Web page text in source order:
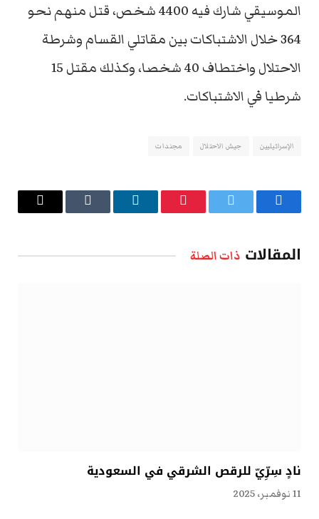
الموسيقي شارك فيه 4400 شخص، قتل منهم نحو
364 خلال الاشتباكات بين مقاتلي القسام وشرطة
الاحتلال واختطاف 40 شخصا، وكذلك مقتل 15
شرطيا في الاشتباكات.
الإسرائيليين جيش الاحتلال مجندات
فيسبوك تويتر بينتيريستلينكدإن Tumblr
البريد
المقالات ذات الصلة
نادٍ سِرِّيّ للرقص الشرقي في السعودية
11 نوفمبر، 2025